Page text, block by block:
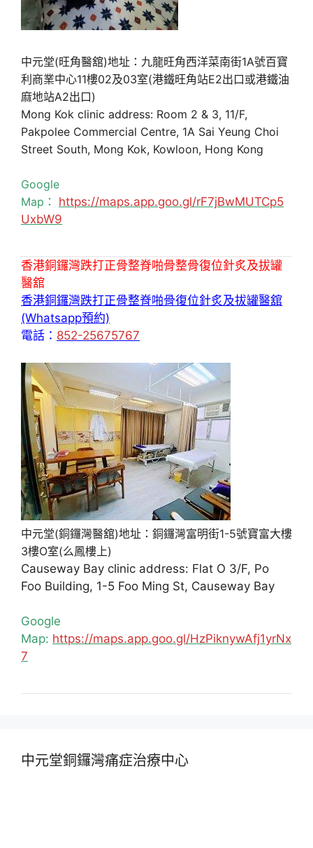
中元堂(旺角醫舘)地址：九龍旺角西洋菜南街1A號百寶
利商業中心11樓02及03室(港鐵旺角站E2出口或港鐵油
麻地站A2出口)
Mong Kok clinic address: Room 2 & 3, 11/F,
Pakpolee Commercial Centre, 1A Sai Yeung Choi
Street South, Mong Kok, Kowloon, Hong Kong
Google
Map： https://maps.app.goo.gl/rF7jBwMUTCp5
UxbW9
香港銅鑼灣跌打正骨整脊啪骨整骨復位針炙及拔罐
醫舘
香港銅鑼灣跌打正骨整脊啪骨復位針炙及拔罐醫舘
(Whatsapp預約)
電話： 852-25675767
中元堂(銅鑼灣醫舘)地址：銅鑼灣富明街1-5號寶富大樓
3樓O室(么鳳樓上)
Causeway Bay clinic address: Flat O 3/F, Po
Foo Building, 1-5 Foo Ming St, Causeway Bay
Google
Map: https://maps.app.goo.gl/HzPiknywAfj1yrNx
7
中元堂銅鑼灣痛症治療中心